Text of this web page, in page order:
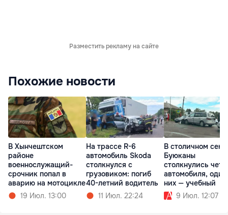
Разместить рекламу на сайте
Похожие новости
В Хынчештском
районе
военнослужащий-
срочник попал в
аварию на мотоцикле
19 Июл. 13:00
На трассе R-6
автомобиль Skoda
столкнулся с
грузовиком: погиб
40-летний водитель
11 Июл. 22:24
В столичном
Буюканы
столкнулись
автомобиля,
них — учебный
9 Июл. 12:07